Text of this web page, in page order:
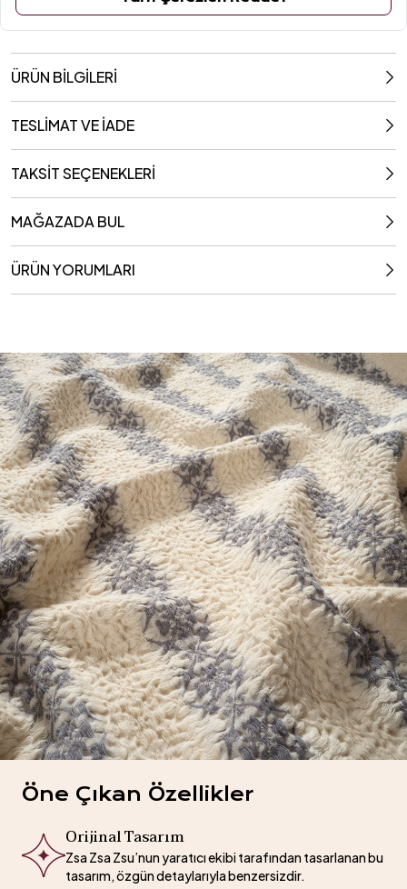
280x260 Cm
ÜRÜN BİLGİLERİ
TESLİMAT VE İADE
TAKSİT SEÇENEKLERİ
MAĞAZADA BUL
ÜRÜN YORUMLARI
Öne Çıkan Özellikler
Orijinal Tasarım
Zsa Zsa Zsu’nun yaratıcı ekibi tarafından tasarlanan bu
tasarım, özgün detaylarıyla benzersizdir.